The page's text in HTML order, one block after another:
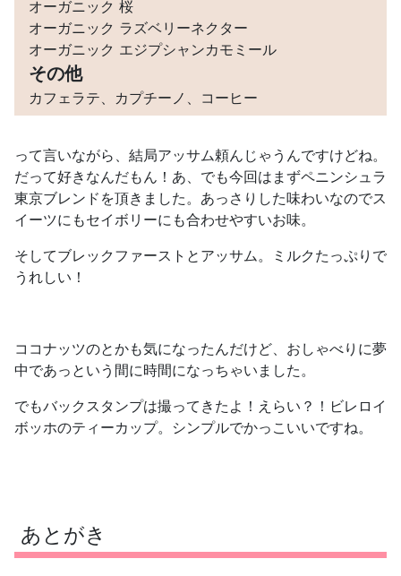
オーガニック 桜
オーガニック ラズベリーネクター
オーガニック エジプシャンカモミール
その他
カフェラテ、カプチーノ、コーヒー
って言いながら、結局アッサム頼んじゃうんですけどね。
だって好きなんだもん！あ、でも今回はまずペニンシュラ
東京ブレンドを頂きました。あっさりした味わいなのでス
イーツにもセイボリーにも合わせやすいお味。
そしてブレックファーストとアッサム。ミルクたっぷりで
うれしい！
ココナッツのとかも気になったんだけど、おしゃべりに夢
中であっという間に時間になっちゃいました。
でもバックスタンプは撮ってきたよ！えらい？！ビレロイ
ボッホのティーカップ。シンプルでかっこいいですね。
あとがき